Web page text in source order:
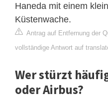
Haneda mit einem
Küstenwache.
Antrag auf Entfernung der
vollständige Antwort auf
Wer stürzt
oder Airbus?